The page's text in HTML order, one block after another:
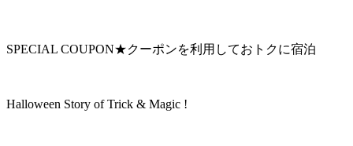
SPECIAL COUPON★クーポンを利用しておトクに宿泊
Halloween Story of Trick & Magic !